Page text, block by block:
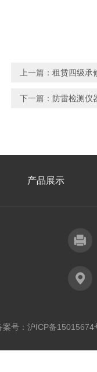
上一篇： 租赁四级承
下一篇： 防雷检测仪
产品展示
号： 沪ICP备15015674